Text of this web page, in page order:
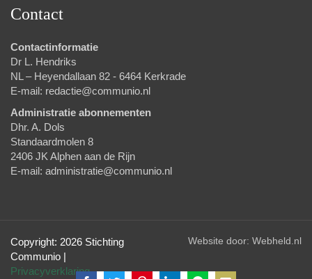
Contact
Contactinformatie
Dr L. Hendriks
NL – Heyendallaan 82 - 6464 Kerkrade
E-mail: redactie@communio.nl
Administratie abonnementen
Dhr. A. Dols
Standaardmolen 8
2406 JK Alphen aan de Rijn
E-mail: administratie@communio.nl
Copyright: 2026 Stichting
Communio |
Privacyverklaring
Website door: Webheld.nl